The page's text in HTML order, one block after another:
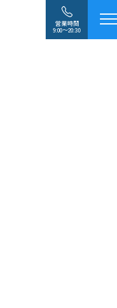
営業時間
9:00〜20:30